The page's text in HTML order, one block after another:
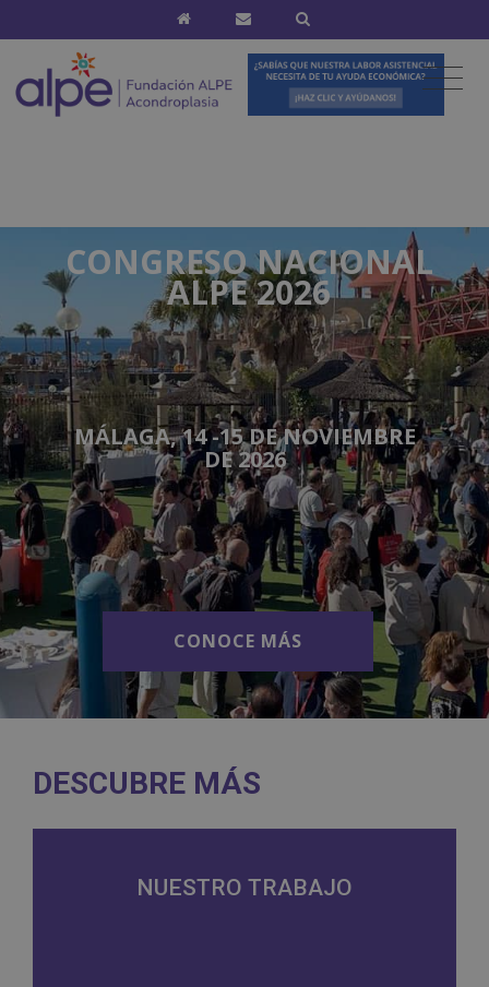
MÁLAGA, 14 -15 DE NOVIEMBRE
DE 2026
CONGRESO NACIONAL
ALPE 2026
CONOCE MÁS
CONOCE MÁS
DESCUBRE MÁS
NUESTRO TRABAJO